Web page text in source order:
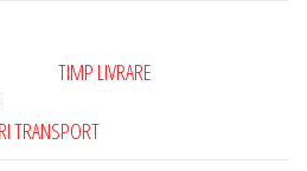
TIMP LIVRARE
TRANSPORT